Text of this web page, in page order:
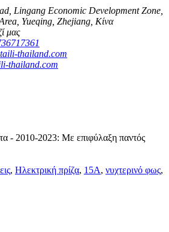
Lingang Economic Development Zone,
Yueqing, Zhejiang, Κίνα
μας
thailand.com
thailand.com
- 2010-2023: Με επιφύλαξη παντός
, Ηλεκτρική πρίζα, 15Α, νυχτερινό φως,